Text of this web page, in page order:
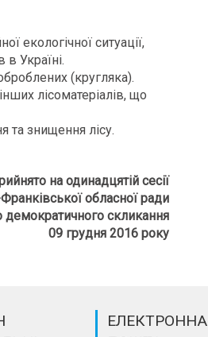
екологічної ситуації,
в Україні.
(кругляка).
лісоматеріалів, що
та знищення лісу.
на одинадцятій сесії
обласної ради
демократичного скликання
09 грудня 2016 року
ЕЛЕКТРОННА